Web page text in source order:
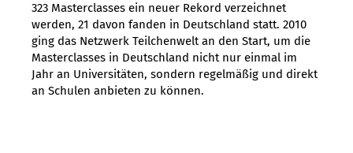
323 Masterclasses ein neuer Rekord verzeichnet
werden, 21 davon fanden in Deutschland statt. 2010
ging das Netzwerk Teilchenwelt an den Start, um die
Masterclasses in Deutschland nicht nur einmal im
Jahr an Universitäten, sondern regelmäßig und direkt
an Schulen anbieten zu können.